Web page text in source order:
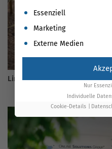
Linkbuilding 2026
Es folgt eine Liste der
Essenziell
Marketing
Externe Medien
Nur
Individuelle
Cookie-Details